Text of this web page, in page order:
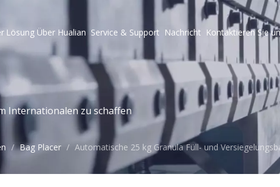
Lösung Über Hualian Service & Support Nachricht Kontaktieren Sie
Internationalen zu schaffen
/ Bag Placer / Automatische 25 kg Granula Füll- und